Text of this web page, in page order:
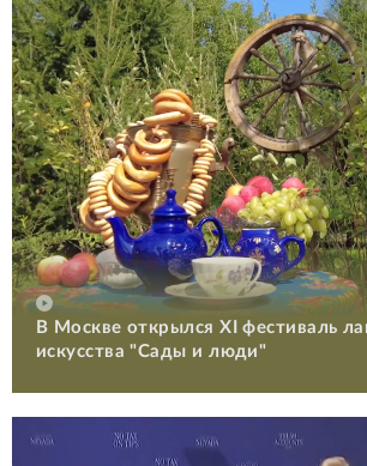
В Москве открылся XI фестиваль
искусства "Сады и люди"